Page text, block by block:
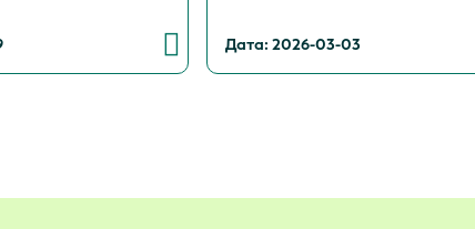
Дата: 2026-03-03